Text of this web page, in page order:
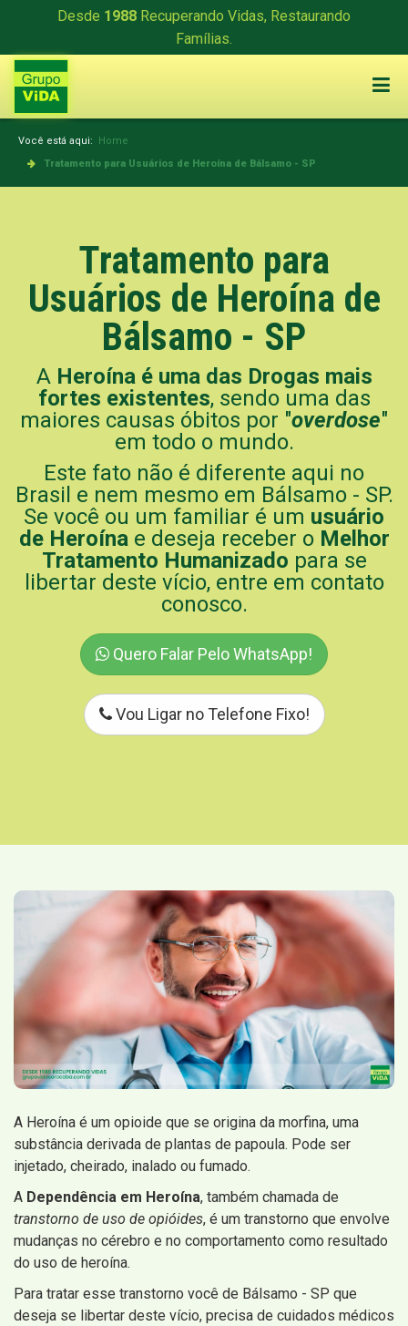
Desde 1988 Recuperando Vidas, Restaurando
Famílias.
Você está aqui: Home
Tratamento para Usuários de Heroína de Bálsamo - SP
Tratamento para
Usuários de Heroína de
Bálsamo - SP
A Heroína é uma das Drogas mais
fortes existentes, sendo uma das
maiores causas óbitos por "overdose"
em todo o mundo.
Este fato não é diferente aqui no
Brasil e nem mesmo em Bálsamo - SP.
Se você ou um familiar é um usuário
de Heroínae deseja receber o Melhor
Tratamento Humanizado para se
libertar deste vício, entre em contato
conosco.
Quero Falar Pelo WhatsApp!
Vou Ligar no Telefone Fixo!
A Heroína é um opioide que se origina da morfina, uma
substância derivada de plantas de papoula. Pode ser
injetado, cheirado, inalado ou fumado.
A Dependência em Heroína, também chamada de
transtorno de uso de opióides, é um transtorno que envolve
mudanças no cérebro e no comportamento como resultado
do uso de heroína.
Para tratar esse transtorno você de Bálsamo - SP que
deseja se libertar deste vício, precisa de cuidados médicos